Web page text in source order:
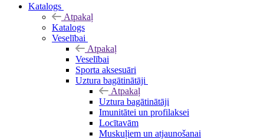
Katalogs
Atpakaļ
Katalogs
Veselībai
Atpakaļ
Veselībai
Sporta aksesuāri
Uztura bagātinātāji
Atpakaļ
Uztura bagātinātāji
Imunitātei un profilaksei
Locītavām
Muskuļiem un atjaunošanai